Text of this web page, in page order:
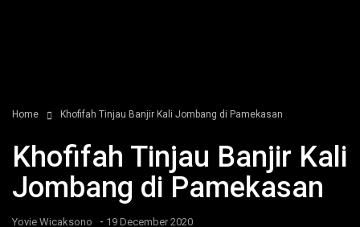
Home Khofifah Tinjau Banjir Kali Jombang di Pamekasan
Khofifah Tinjau Banjir Kali
Jombang di Pamekasan
Yovie Wicaksono - 19 December 2020